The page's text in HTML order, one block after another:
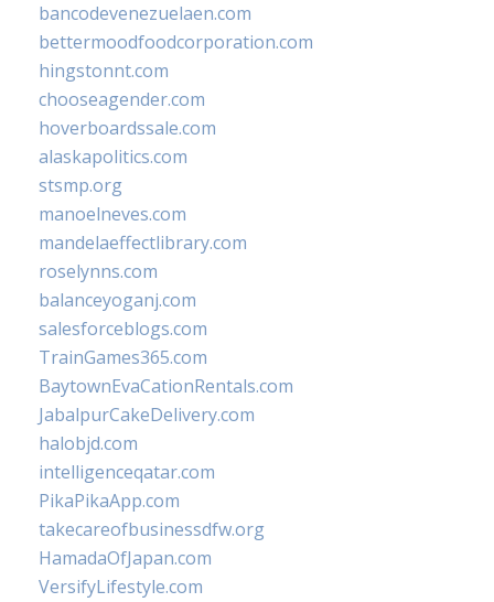
bancodevenezuelaen.com
bettermoodfoodcorporation.com
hingstonnt.com
chooseagender.com
hoverboardssale.com
alaskapolitics.com
stsmp.org
manoelneves.com
mandelaeffectlibrary.com
roselynns.com
balanceyoganj.com
salesforceblogs.com
TrainGames365.com
BaytownEvaCationRentals.com
JabalpurCakeDelivery.com
halobjd.com
intelligenceqatar.com
PikaPikaApp.com
takecareofbusinessdfw.org
HamadaOfJapan.com
VersifyLifestyle.com